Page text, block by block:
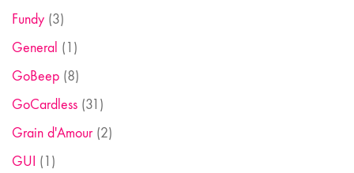
Fundy (3)
General (1)
GoBeep (8)
GoCardless (31)
Grain d'Amour(2)
GUI (1)